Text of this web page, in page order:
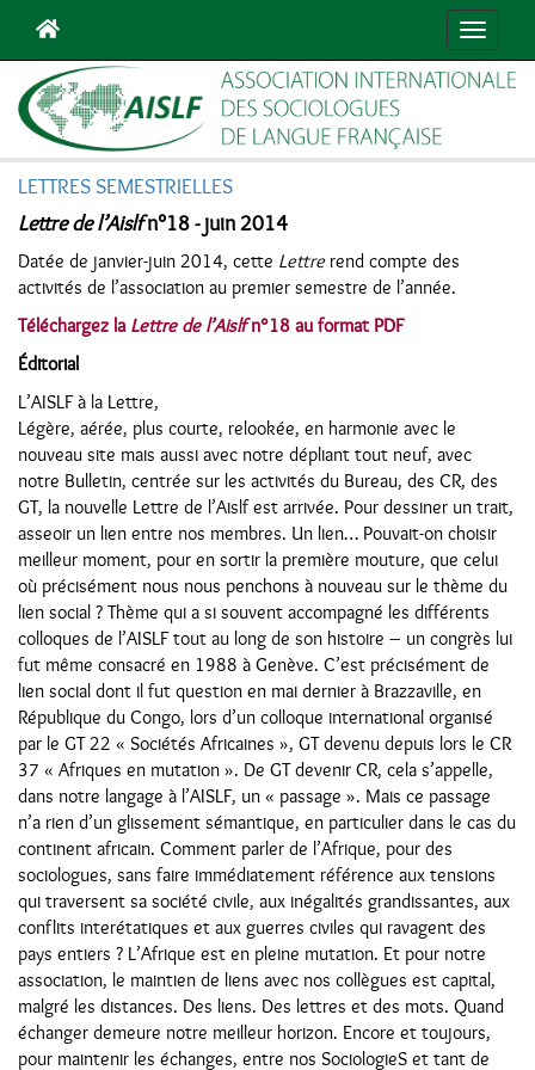
LETTRES SEMESTRIELLES
Lettre de l’Aislfn°18 - juin 2014
Datée de janvier-juin 2014, cette Lettrerend compte des
activités de l’association au premier semestre de l’année.
Téléchargez la Lettre de l’Aislfn°18 au format PDF
Éditorial
L’AISLF à la Lettre,
Légère, aérée, plus courte, relookée, en harmonie avec le
nouveau site mais aussi avec notre dépliant tout neuf, avec
notre Bulletin, centrée sur les activités du Bureau, des CR, des
GT, la nouvelle Lettre de l’Aislf est arrivée. Pour dessiner un trait,
asseoir un lien entre nos membres. Un lien… Pouvait-on choisir
meilleur moment, pour en sortir la première mouture, que celui
où précisément nous nous penchons à nouveau sur le thème du
lien social ? Thème qui a si souvent accompagné les différents
colloques de l’AISLF tout au long de son histoire – un congrès lui
fut même consacré en 1988 à Genève. C’est précisément de
lien social dont il fut question en mai dernier à Brazzaville, en
République du Congo, lors d’un colloque international organisé
par le GT 22 « Sociétés Africaines », GT devenu depuis lors le CR
37 « Afriques en mutation ». De GT devenir CR, cela s’appelle,
dans notre langage à l’AISLF, un « passage ». Mais ce passage
n’a rien d’un glissement sémantique, en particulier dans le cas du
continent africain. Comment parler de l’Afrique, pour des
sociologues, sans faire immédiatement référence aux tensions
qui traversent sa société civile, aux inégalités grandissantes, aux
conflits interétatiques et aux guerres civiles qui ravagent des
pays entiers ? L’Afrique est en pleine mutation. Et pour notre
association, le maintien de liens avec nos collègues est capital,
malgré les distances. Des liens. Des lettres et des mots. Quand
échanger demeure notre meilleur horizon. Encore et toujours,
pour maintenir les échanges, entre nos SociologieS et tant de